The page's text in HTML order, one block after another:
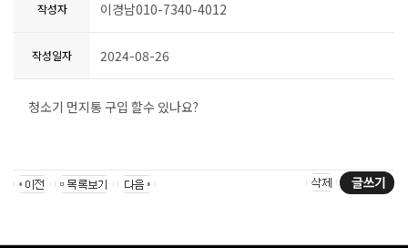
작성자 이경남010-7340-4012
작성일자 2024-08-26
청소기 먼지통 구입 할수 있나요?